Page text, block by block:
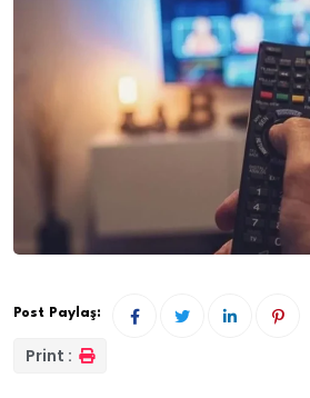
Post Paylaş:
Print :